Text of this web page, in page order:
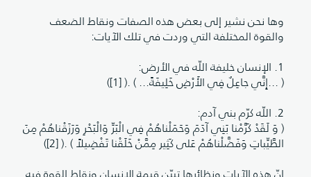
وها نحن نشير إلى بعض هذه الصفات ونقاط الضعف
والقوة المختلفة التي وردت في تلك الآيات:
1. الإنسان خليفة اللّه في الأرض:
( ...إِنَّي جاعِلٌ فِي الأَرْضِ خَلِيفَةً... ) .( [1])
2. اللّه كرّم بني آدم:
( وَ لَقَدْ كَرَّمْنا بَنِي آدَمَ وَحَمَلْناهُمْ فِي الْبَرِّ وَالْبَحْرِ وَرَزَقْناهُمْ مِنَ
الطَّيِّباتِ وَفَضَّلْناهُمْ عَلى كَثِير مِمَّنْ خَلَقْنا تَفْضِيلاً ) .( [2])